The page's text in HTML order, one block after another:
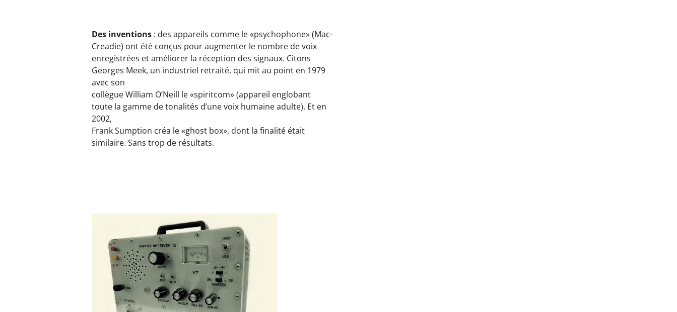
Des inventions : des appareils comme le «psychophone» (Mac-
Creadie) ont été conçus pour augmenter le nombre de voix
enregistrées et améliorer la réception des signaux. Citons
Georges Meek, un industriel retraité, qui mit au point en 1979
avec son
collègue William O’Neill le «spiritcom» (appareil englobant
toute la gamme de tonalités d’une voix humaine adulte). Et en
2002,
Frank Sumption créa le «ghost box», dont la finalité était
similaire. Sans trop de résultats.